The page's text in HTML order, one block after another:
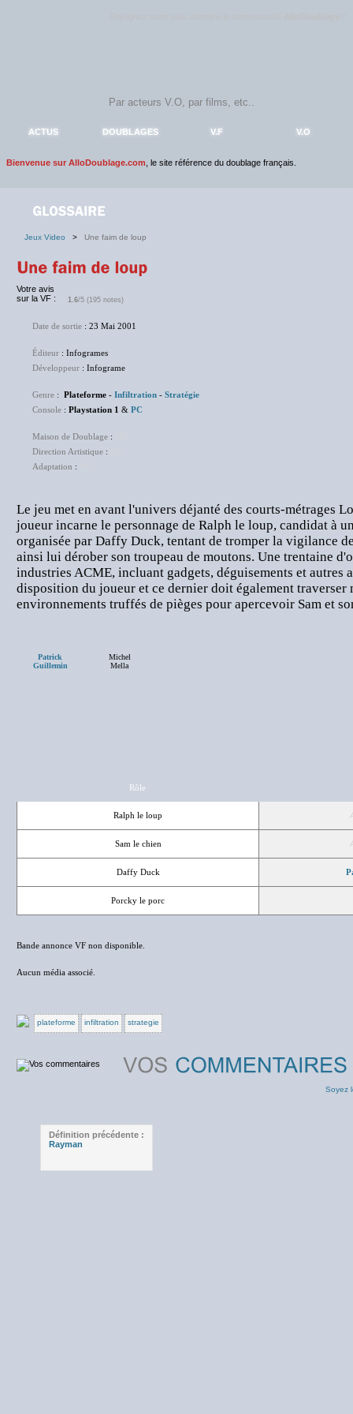
ACTUS DOUBLAGES V.F V.O
Bienvenue sur AlloDoublage.com , le site référence du doublage français.
Jeux Video > Une faim de loup
Votre avis
sur la VF :
1.6/5 (195 notes)
Date de sortie : 23 Mai 2001
Éditeur : Infogrames
Développeur : Infograme
Genre : Plateforme - Infiltration - Stratégie
Console : Playstation 1 & PC
Maison de Doublage :
Direction Artistique :
Adaptation :
Le jeu met en avant l'univers déjanté des courts-métrages
joueur incarne le personnage de Ralph le loup, candidat à
organisée par Daffy Duck, tentant de tromper la vigilance
ainsi lui dérober son troupeau de moutons. Une trentaine
industries ACME, incluant gadgets, déguisements et autres
disposition du joueur et ce dernier doit également traverser
environnements truffés de pièges pour apercevoir Sam et
Patrick
Guillemin
Michel
Mella
Rôle
Ralph le loup
Sam le chien
Daffy Duck
Porcky le porc
Bande annonce VF non disponible.
Aucun média associé.
plateforme infiltration strategie
Soyez
Définition précédente :
Rayman